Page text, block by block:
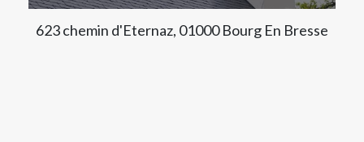
623 chemin d'Eternaz, 01000 Bourg En Bresse